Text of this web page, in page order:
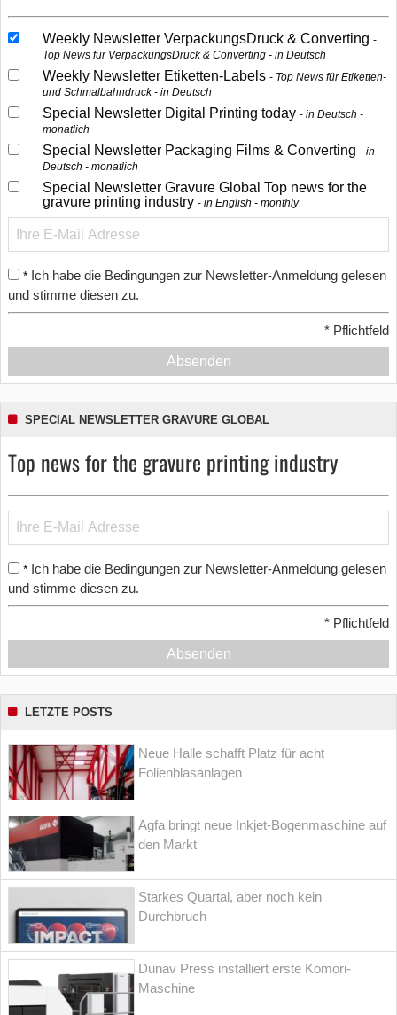
Weekly Newsletter VerpackungsDruck & Converting
Top News für VerpackungsDruck & Converting - in Deutsch
Weekly Newsletter Etiketten-Labels
Top News für Etiketten-
und Schmalbahndruck - in Deutsch
Special Newsletter Digital Printing today
in Deutsch -
monatlich
Special Newsletter Packaging Films & Converting
in
Deutsch - monatlich
Special Newsletter Gravure Global Top news for the
gravure printing industry
in English - monthly
* Ich habe die Bedingungen zur Newsletter-Anmeldung gelesen
und stimme diesen zu.
* Pflichtfeld
Absenden
SPECIAL NEWSLETTER GRAVURE GLOBAL
Top news for the gravure printing industry
* Ich habe die Bedingungen zur Newsletter-Anmeldung gelesen
und stimme diesen zu.
* Pflichtfeld
Absenden
LETZTE POSTS
Neue Halle schafft Platz für acht
Folienblasanlagen
Agfa bringt neue Inkjet-Bogenmaschine auf
den Markt
Starkes Quartal, aber noch kein
Durchbruch
Dunav Press installiert erste Komori-
Maschine